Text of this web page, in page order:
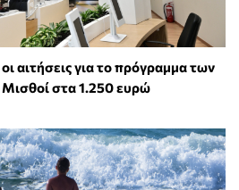
αιτήσεις για το πρόγραμμα των
στα 1.250 ευρώ